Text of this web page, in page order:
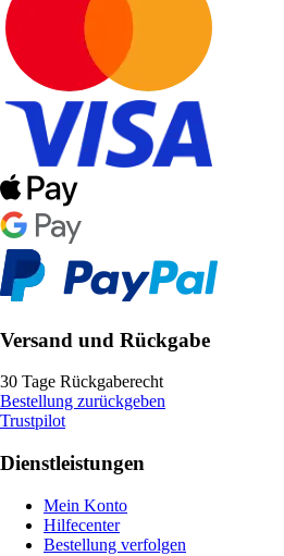
Versand und Rückgabe
30 Tage Rückgaberecht
Bestellung zurückgeben
Trustpilot
Dienstleistungen
Mein Konto
Hilfecenter
Bestellung verfolgen